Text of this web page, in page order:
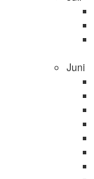
Juni